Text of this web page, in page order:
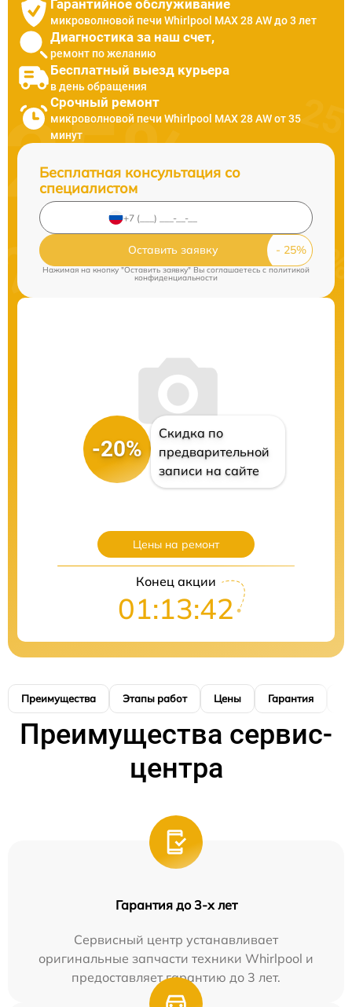
Гарантийное обслуживание
микроволновой печи Whirlpool MAX 28 AW до 3 лет
Диагностика за наш счет,
ремонт по желанию
Бесплатный выезд курьера
в день обращения
Срочный ремонт
микроволновой печи Whirlpool MAX 28 AW от 35
минут
Бесплатная консультация со
специалистом
Оставить заявку
Нажимая на кнопку "Оставить заявку" Вы соглашаетесь c политикой
конфиденциальности
-20%
Скидка по
предварительной
записи на сайте
Цены на ремонт
Конец акции
01:13:41
Преимущества Этапы работ Цены Гарантия
Преимущества сервис-
центра
Гарантия до 3-х лет
Сервисный центр устанавливает
оригинальные запчасти техники Whirlpool и
предоставляет гарантию до 3 лет.